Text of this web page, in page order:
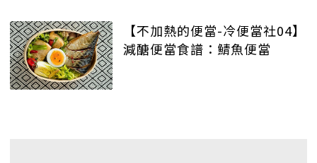
【不加熱的便當-冷便當社04】
減醣便當食譜：鯖魚便當